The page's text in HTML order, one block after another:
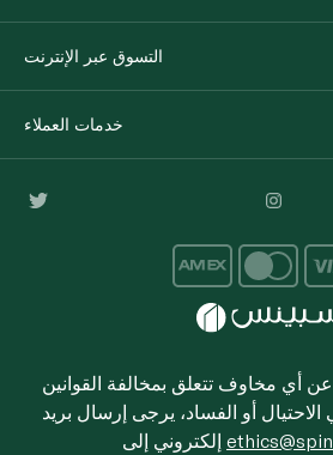
التسوق عبر الإنترنت
خدمات العملاء
أي مخاوف تتعلق بمخالفة القوانين
الاحتيال أو الفساد، يرجى إرسال بريد